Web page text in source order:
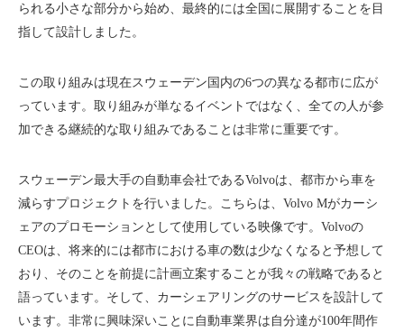
られる小さな部分から始め、最終的には全国に展開することを目
指して設計しました。
この取り組みは現在スウェーデン国内の6つの異なる都市に広が
っています。取り組みが単なるイベントではなく、全ての人が参
加できる継続的な取り組みであることは非常に重要です。
スウェーデン最大手の自動車会社であるVolvoは、都市から車を
減らすプロジェクトを行いました。こちらは、Volvo Mがカーシ
ェアのプロモーションとして使用している映像です。Volvoの
CEOは、将来的には都市における車の数は少なくなると予想して
おり、そのことを前提に計画立案することが我々の戦略であると
語っています。そして、カーシェアリングのサービスを設計して
います。非常に興味深いことに自動車業界は自分達が100年間作